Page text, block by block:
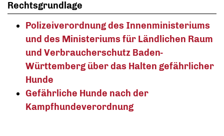
Rechtsgrundlage
Polizeiverordnung des Innenministeriums
und des Ministeriums für Ländlichen Raum
und Verbraucherschutz Baden-
Württemberg über das Halten gefährlicher
Hunde
Gefährliche Hunde nach der
Kampfhundeverordnung